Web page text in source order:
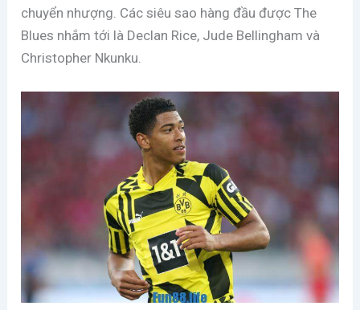
chuyển nhượng. Các siêu sao hàng đầu được The
Blues nhắm tới là Declan Rice, Jude Bellingham và
Christopher Nkunku.